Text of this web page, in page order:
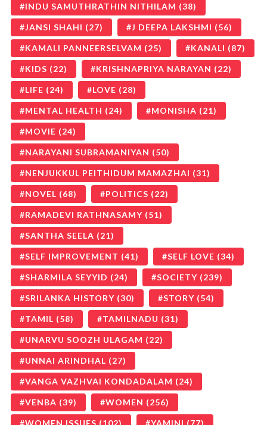
INDU SAMUTHRATHIN NITHILAM (38)
JANSI SHAHI (27) J DEEPA LAKSHMI (56)
KAMALI PANNEERSELVAM (25) KANALI (87)
KIDS (22) KRISHNAPRIYA NARAYAN (22)
LIFE (24) LOVE (28)
MENTAL HEALTH (24) MONISHA (21)
MOVIE (24)
NARAYANI SUBRAMANIYAN (50)
NENJUKKUL PEITHIDUM MAMAZHAI (31)
NOVEL (68) POLITICS (22)
RAMADEVI RATHNASAMY (51)
SANTHA SEELA (21)
SELF IMPROVEMENT (41) SELF LOVE (34)
SHARMILA SEYYID (24) SOCIETY (239)
SRILANKA HISTORY (30) STORY (54)
TAMIL (58) TAMILNADU (31)
UNARVU SOOZH ULAGAM (22)
UNNAI ARINDHAL (27)
VANGA VAZHVAI KONDADALAM (24)
VENBA (39) WOMEN (256)
WOMEN ISSUES (102) YAMINI (77)